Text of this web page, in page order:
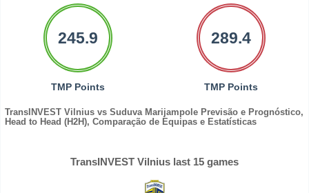
245.9
TMP Points
289.4
TMP Points
TransINVEST Vilnius vs Suduva Marijampole Previsão e Prognóstico,
Head to Head (H2H), Comparação de Equipas e Estatísticas
TransINVEST Vilnius last 15 games